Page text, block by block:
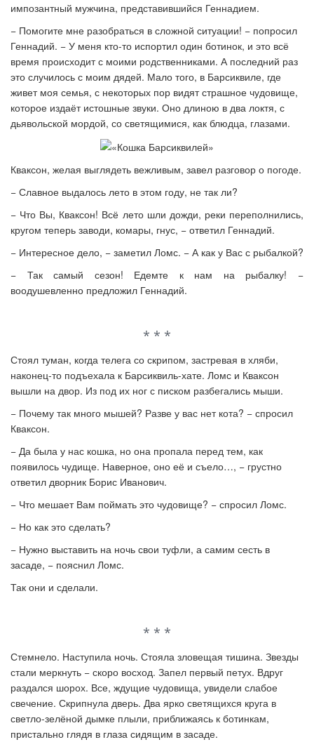
импозантный мужчина, представившийся Геннадием.
− Помогите мне разобраться в сложной ситуации! − попросил
Геннадий. − У меня кто-то испортил один ботинок, и это всё
время происходит с моими родственниками. А последний раз
это случилось с моим дядей. Мало того, в Барсиквиле, где
живет моя семья, с некоторых пор видят страшное чудовище,
которое издаёт истошные звуки. Оно длиною в два локтя, с
дьявольской мордой, со светящимися, как блюдца, глазами.
Кваксон, желая выглядеть вежливым, завел разговор о погоде.
− Славное выдалось лето в этом году, не так ли?
− Что Вы, Кваксон! Всё лето шли дожди, реки переполнились,
кругом теперь заводи, комары, гнус, − ответил Геннадий.
− Интересное дело, − заметил Ломс. − А как у Вас с рыбалкой?
− Так самый сезон! Едемте к нам на рыбалку! −
воодушевленно предложил Геннадий.
* * *
Стоял туман, когда телега со скрипом, застревая в хляби,
наконец-то подъехала к Барсиквиль-хате. Ломс и Кваксон
вышли на двор. Из под их ног с писком разбегались мыши.
− Почему так много мышей? Разве у вас нет кота? − спросил
Кваксон.
− Да была у нас кошка, но она пропала перед тем, как
появилось чудище. Наверное, оно её и съело…, − грустно
ответил дворник Борис Иванович.
− Что мешает Вам поймать это чудовище? − спросил Ломс.
− Но как это сделать?
− Нужно выставить на ночь свои туфли, а самим сесть в
засаде, − пояснил Ломс.
Так они и сделали.
* * *
Стемнело. Наступила ночь. Стояла зловещая тишина. Звезды
стали меркнуть − скоро восход. Запел первый петух. Вдруг
раздался шорох. Все, ждущие чудовища, увидели слабое
свечение. Скрипнула дверь. Два ярко светящихся круга в
светло-зелёной дымке плыли, приближаясь к ботинкам,
пристально глядя в глаза сидящим в засаде.